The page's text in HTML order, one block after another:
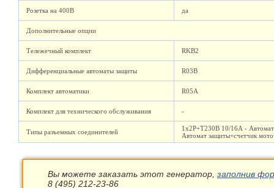
Розетка на 400В да
Дополнительные опции
Тележечный комплект RKB2
Дифференциальные автоматы защиты R03B
Комплект автоматики R05A
Комплект для технического обслуживания -
Типы разъемных соединителей
1х2Р+Т230В 10/16А -
Автомат защиты+счетчик
Вы можете заказать этот генератор, заполнив
8 (495) 212-23-86